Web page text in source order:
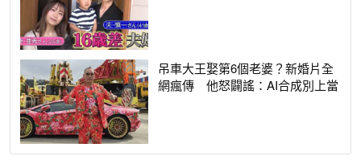
吊車大王娶第6個老婆？新婚片全
網瘋傳 他怒闢謠：AI合成別上當